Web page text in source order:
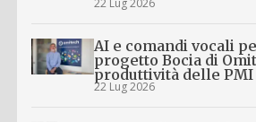
22 Lug 2026
AI e comandi vocali
progetto Bocia di
produttività delle PMI
22 Lug 2026